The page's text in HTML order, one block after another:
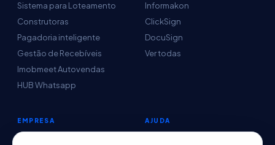
Sistema para Loteamento
Construtoras
Pagadoria inteligente
Gestão de Recebíveis
Imobmeet Autovendas
HUB Whatsapp
Informakon
ClickSign
DocuSign
Ver todas
EMPRESA AJUDA